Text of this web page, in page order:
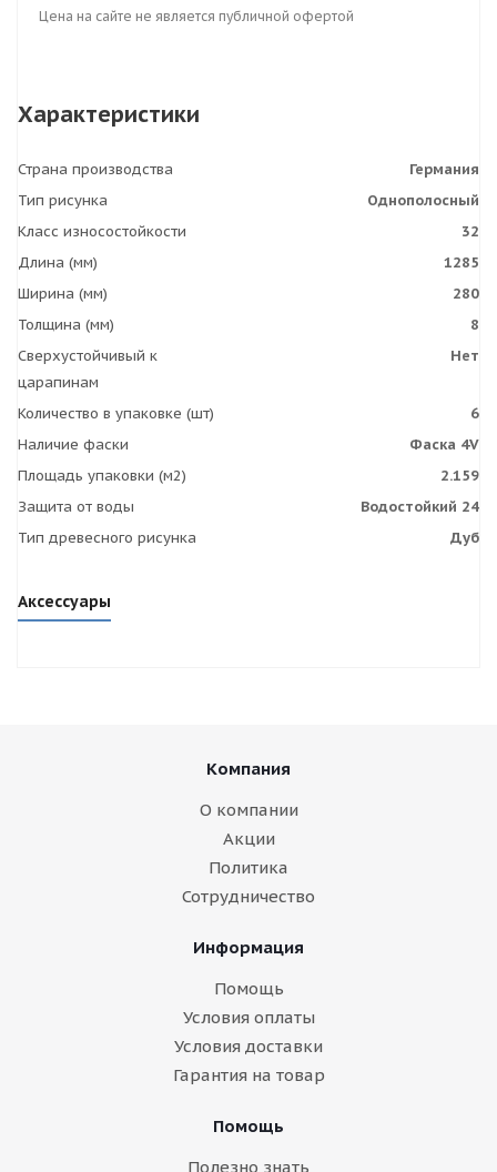
Цена на сайте не является публичной офертой
Характеристики
Страна производства
Германия
Тип рисунка
Однополосный
Класс износостойкости
32
Длина (мм)
1285
Ширина (мм)
280
Толщина (мм)
8
Сверхустойчивый к
царапинам
Нет
Количество в упаковке (шт)
6
Наличие фаски
Фаска 4V
Площадь упаковки (м2)
2.159
Защита от воды
Водостойкий 24
Тип древесного рисунка
Дуб
Аксессуары
Компания
О компании
Акции
Политика
Сотрудничество
Информация
Помощь
Условия оплаты
Условия доставки
Гарантия на товар
Помощь
Полезно знать